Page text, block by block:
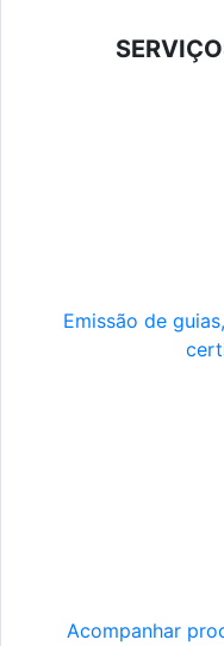
Emissão de
Acompanhar